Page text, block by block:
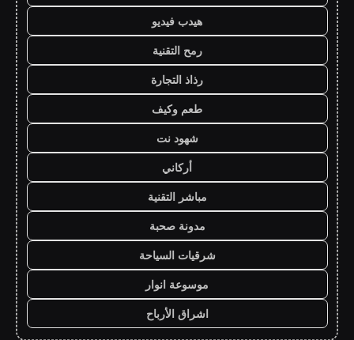
هيدب فيديو
رمح التقنية
رذاذ التجارة
طعم وكيف
شهود نت
أركاني
مباشر التقنية
مدونة صحبة
شرقيات السياحة
موسوعة انوار
اشراق الأرباح